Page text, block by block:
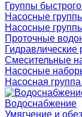
Группы
Насосные
Насосные
Проточные
Гидравлические
Смесительные
Насосные
Насосная
Водоснабжение
Умягчение и